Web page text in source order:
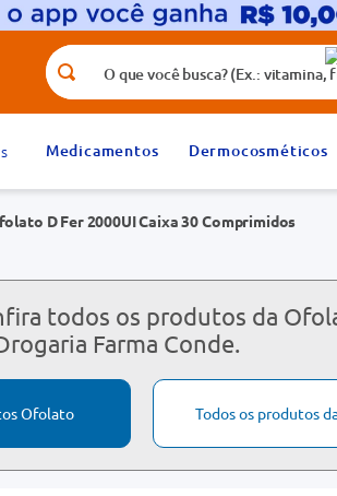
você busca? (Ex.: vitamina, fralda)
Medicamentos Dermocosméticos
D Fer 2000UI Caixa 30 Comprimidos
todos os produtos da
Farma Conde.
Ofolato Todos os produtos
Termos mais buscados
1
medicamento 2º
5º rosuvastatina 20mg 6º